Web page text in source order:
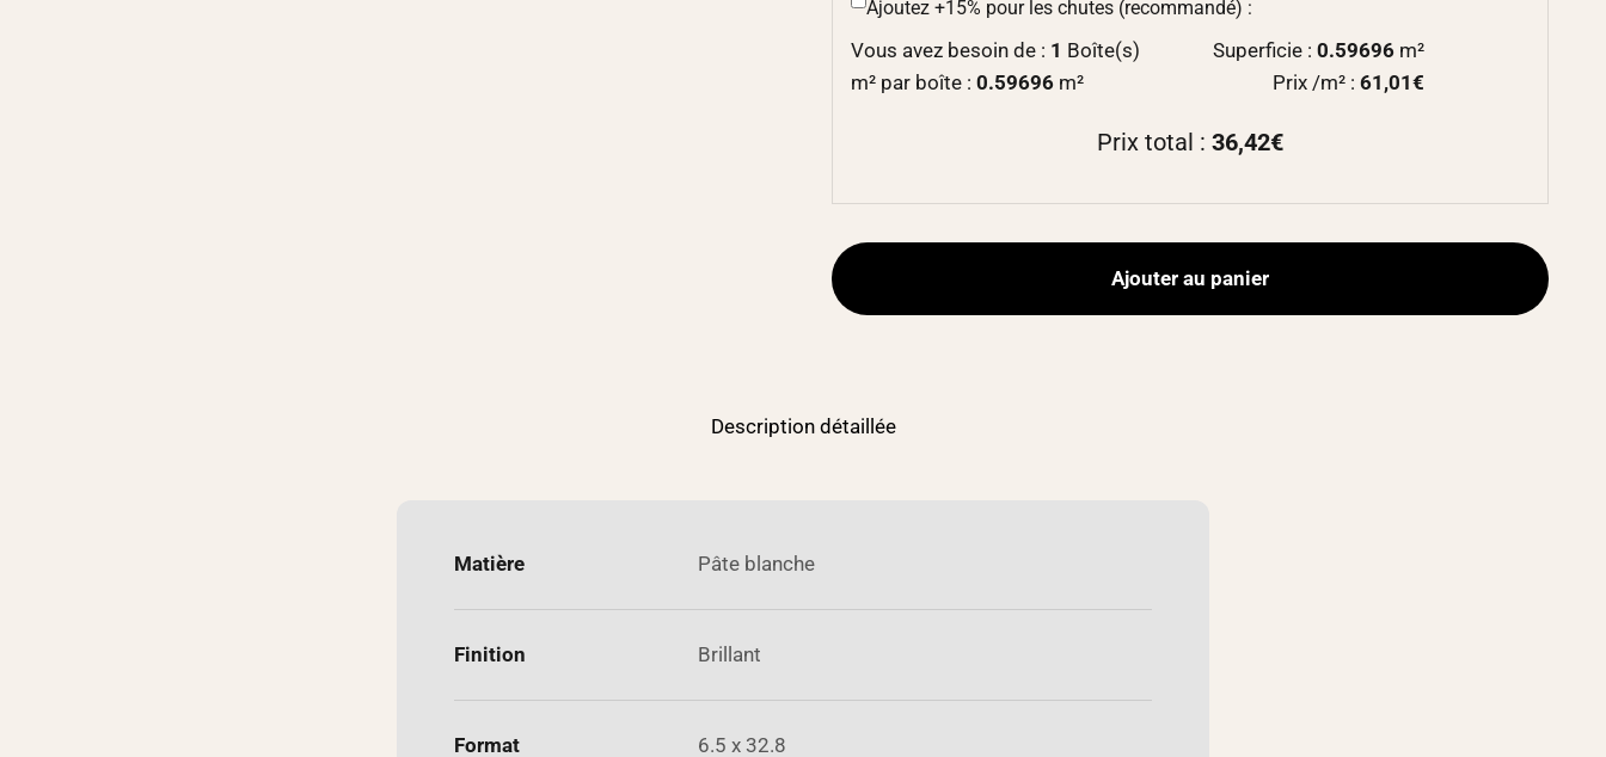
Ajoutez +15% pour les chutes (recommandé) :
Vous avez besoin de : 1 Boîte(s) Superficie : 0.59696 m²
m² par boîte : 0.59696 m² Prix /m² : 61,01€
Prix total : 36,42€
Ajouter au panier
Description détaillée
Matière Pâte blanche
Finition Brillant
Format 6.5 x 32.8